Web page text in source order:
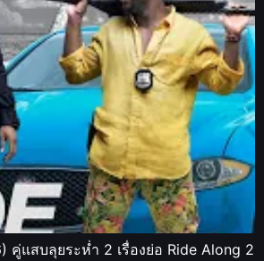
คู่แสบลุยระห่ำ 2 เรื่องย่อ Ride Along 2